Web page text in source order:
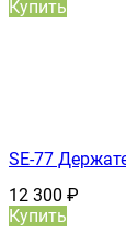
Купить
SE-77
12 300 ₽
Купить